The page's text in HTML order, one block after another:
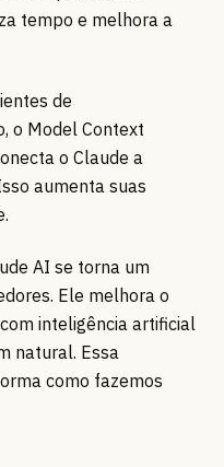
tempo e melhora a
de
o Model Context
o Claude a
aumenta suas
AI se torna um
Ele melhora o
inteligência artificial
natural. Essa
como fazemos